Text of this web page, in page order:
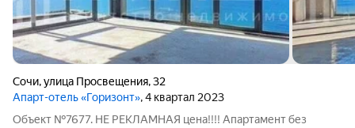
Сочи,улица Просвещения,32
Апарт-отель «Горизонт», 4 квартал 2023
Объект №7677. НЕ РЕКЛАМНАЯ цена!!!! Апартамент без